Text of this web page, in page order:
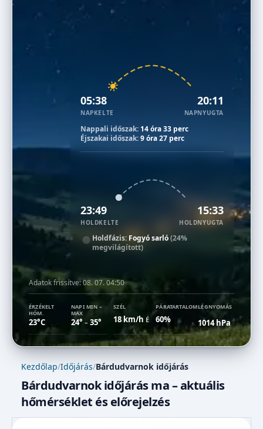
05:38
NAPKELTE
20:11
NAPNYUGTA
Nappali időszak: 14 óra 33 perc
Éjszakai időszak:9 óra 27 perc
23:49
HOLDKELTE
15:33
HOLDNYUGTA
Holdfázis: Fogyó sarló(24%
megvilágított)
Adatok frissítve:08. 07. 04:50
ÉRZÉKELT
HŐM.
23°C
NAPI MIN –
MAX
24° –35°
SZÉL
18 km/h É
PÁRATARTALOM
60%
LÉGNYOMÁS
1014 hPa
Kezdőlap/Időjárás/Bárdudvarnok időjárás
Bárdudvarnok időjárás ma – aktuális
hőmérséklet és előrejelzés